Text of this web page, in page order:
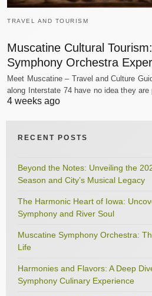
TRAVEL AND TOURISM
Muscatine Cultural
Symphony Orchestra
Meet Muscatine – Travel and Culture
along Interstate 74 have no idea they are
4 weeks ago
RECENT POSTS
Beyond the Notes: Unveiling the
Season and City’s Musical Legacy
The Harmonic Heart of Iowa:
Symphony and River Soul
Muscatine Symphony Orchestra:
Life
Harmonies and Flavors: A Deep
Symphony Culinary Experience